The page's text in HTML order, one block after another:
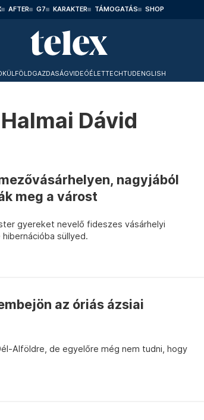
AFTER G7 KARAKTER TÁMOGATÁS SHOP
KÜLFÖLDGAZDASÁGVIDEÓÉLETTECHTUDENGLISH
Halmai Dávid
nagyjából
meg a várost
gyereket nevelő fideszes vásárhelyi
süllyed.
az óriás ázsiai
Alföldre, de egyelőre még nem tudni, hogy